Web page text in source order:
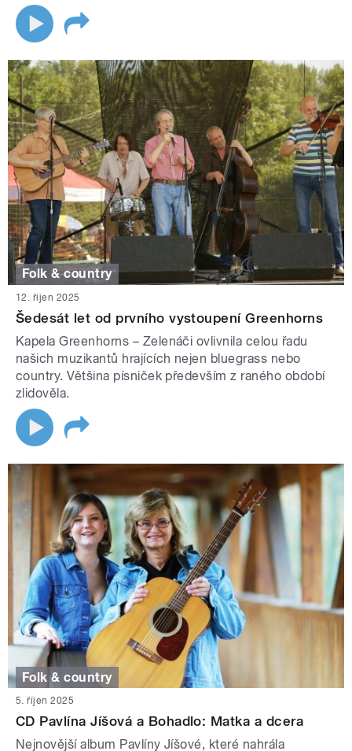
Folk & country
12. říjen 2025
Šedesát let od prvního vystoupení Greenhorns
Kapela Greenhorns – Zelenáči ovlivnila celou řadu
našich muzikantů hrajících nejen bluegrass nebo
country. Většina písniček především z raného období
zlidověla.
Folk & country
5. říjen 2025
CD Pavlína Jíšová a Bohadlo: Matka a dcera
Nejnovější album Pavlíny Jíšové, které nahrála